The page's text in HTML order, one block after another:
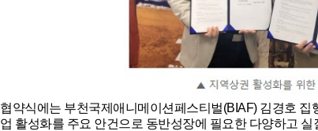
협약식에는 부천국제애니메이션페스티벌(BIAF) 김경호 집
업 활성화를 주요 안건으로 동반성장에 필요한 다양하고